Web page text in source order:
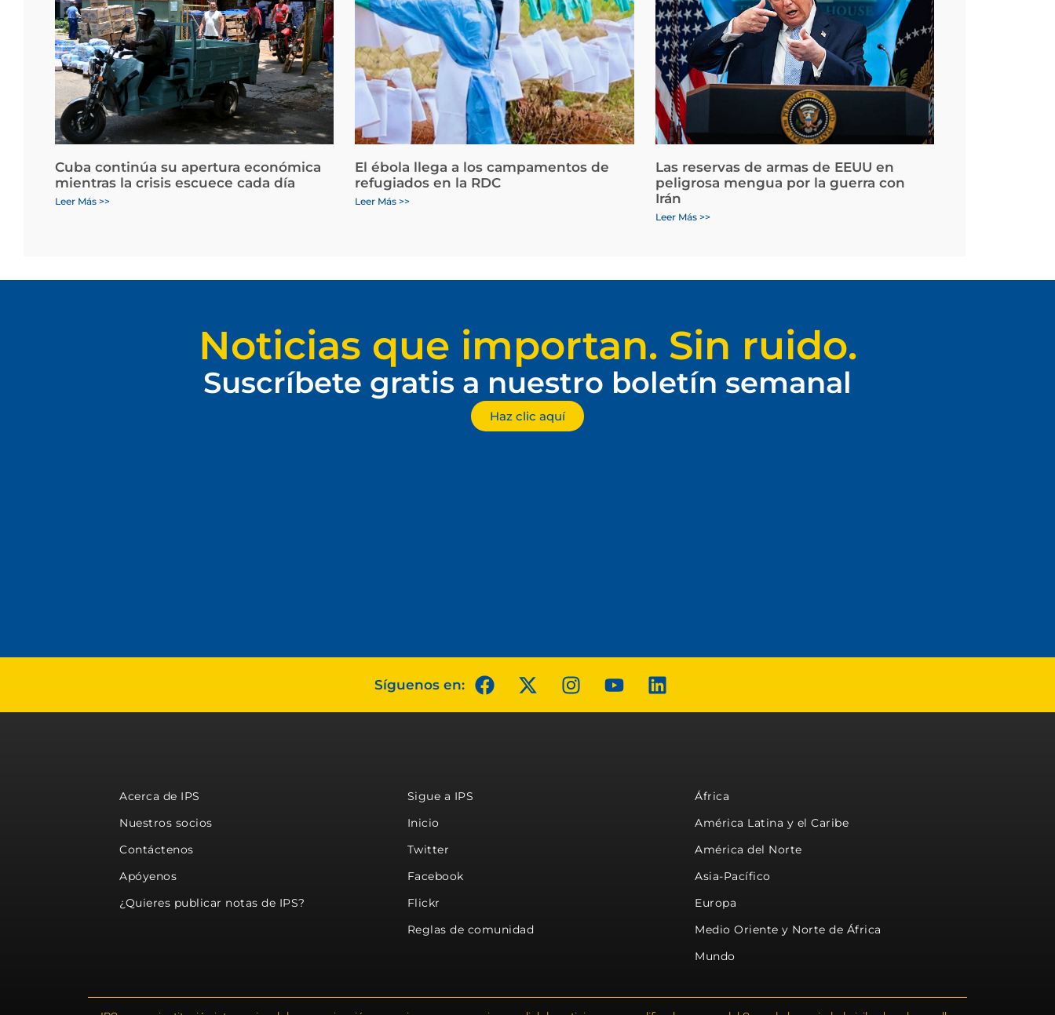
Cuba continúa su apertura económica
mientras la crisis escuece cada día
Leer Más >>
El ébola llega a los campamentos de
refugiados en la RDC
Leer Más >>
Las reservas de armas de EEUU en
peligrosa mengua por la guerra con
Irán
Leer Más >>
Noticias que importan. Sin ruido.
Suscríbete gratis a nuestro boletín semanal
Haz clic aquí
Síguenos en:
Acerca de IPS
Nuestros socios
Contáctenos
Apóyenos
¿Quieres publicar notas de IPS?
Sigue a IPS
Inicio
Twitter
Facebook
Flickr
Reglas de comunidad
África
América Latina y el Caribe
América del Norte
Asia-Pacífico
Europa
Medio Oriente y Norte de África
Mundo